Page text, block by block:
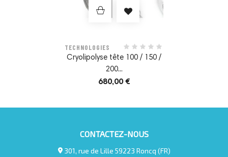
TECHNOLOGIES
Cryolipolyse tête 100 / 150 /
200...
680,00 €
CONTACTEZ-NOUS
301, rue de Lille 59223 Roncq (FR)